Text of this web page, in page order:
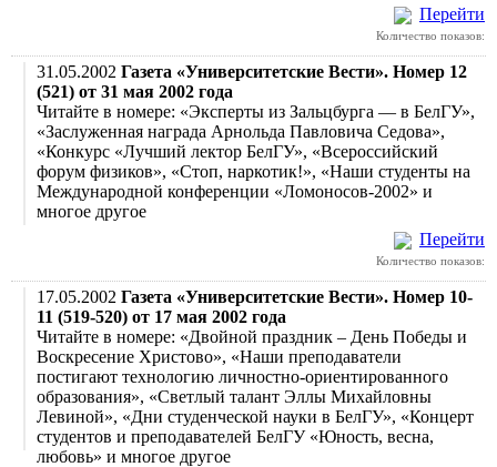
Перейти
Количество показов:
31.05.2002 Газета «Университетские Вести». Номер 12
(521) от 31 мая 2002 года
Читайте в номере: «Эксперты из Зальцбурга — в БелГУ»,
«Заслуженная награда Арнольда Павловича Седова»,
«Конкурс «Лучший лектор БелГУ», «Всероссийский
форум физиков», «Стоп, наркотик!», «Наши студенты на
Международной конференции «Ломоносов-2002» и
многое другое
Перейти
Количество показов:
17.05.2002 Газета «Университетские Вести». Номер 10-
11 (519-520) от 17 мая 2002 года
Читайте в номере: «Двойной праздник – День Победы и
Воскресение Христово», «Наши преподаватели
постигают технологию личностно-ориентированного
образования», «Светлый талант Эллы Михайловны
Левиной», «Дни студенческой науки в БелГУ», «Концерт
студентов и преподавателей БелГУ «Юность, весна,
любовь» и многое другое